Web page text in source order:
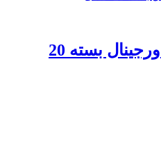
کاپوچینو تورابیکا اورجینال بسته 20